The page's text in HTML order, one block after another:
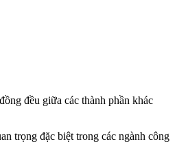
đều giữa các thành phần khác
trọng đặc biệt trong các ngành công